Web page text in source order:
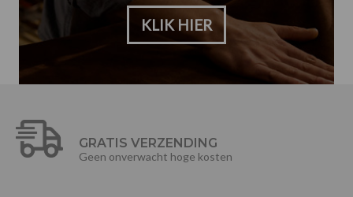
KLIK HIER
GRATIS VERZENDING
Geen onverwacht hoge kosten